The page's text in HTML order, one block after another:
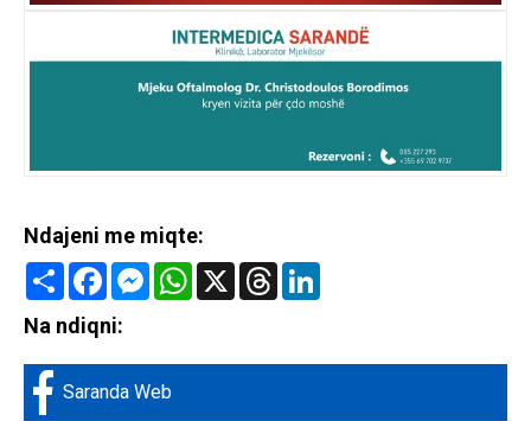
Ndajeni me miqte:
Share FacebookMessenger
WhatsApp
X Threads
Na ndiqni:
Saranda Web